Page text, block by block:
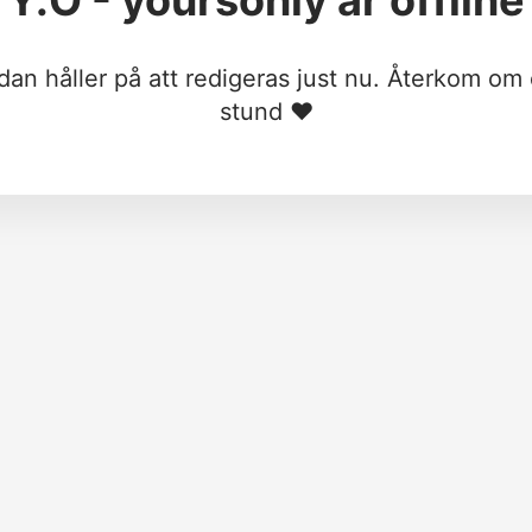
håller på att redigeras just nu. Återkom om
stund ❤︎